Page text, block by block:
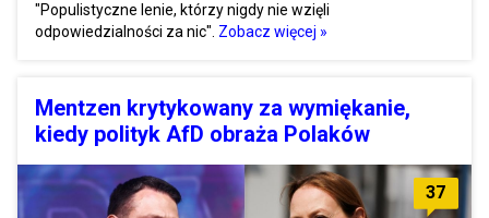
"Populistyczne lenie, którzy nigdy nie wzięli
odpowiedzialności za nic". Zobacz więcej »
Mentzen krytykowany za wymiękanie,
kiedy polityk AfD obraża Polaków
37